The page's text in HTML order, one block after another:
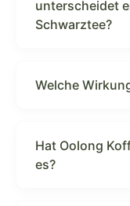
unterscheidet
Schwarztee?
Welche
Hat Oolong
es?